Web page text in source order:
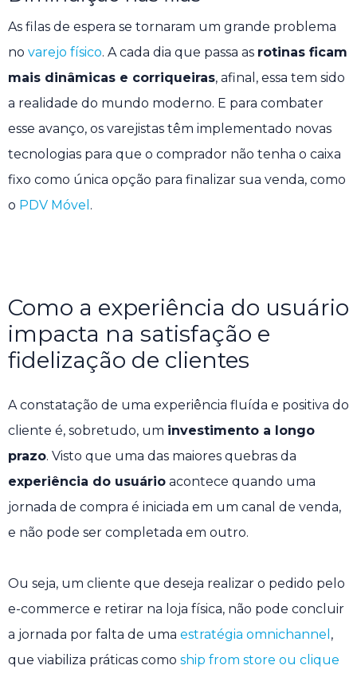
As filas de espera se tornaram um grande problema
no varejo físico. A cada dia que passa as rotinas ficam
mais dinâmicas e corriqueiras, afinal, essa tem sido
a realidade do mundo moderno. E para combater
esse avanço, os varejistas têm implementado novas
tecnologias para que o comprador não tenha o caixa
fixo como única opção para finalizar sua venda, como
o PDV Móvel .
Como a experiência do usuário
impacta na satisfação e
fidelização de clientes
A constatação de uma experiência fluída e positiva do
cliente é, sobretudo, um investimento a longo
prazo. Visto que uma das maiores quebras da
experiência do usuário acontece quando uma
jornada de compra é iniciada em um canal de venda,
e não pode ser completada em outro.
Ou seja, um cliente que deseja realizar o pedido pelo
e-commerce e retirar na loja física, não pode concluir
a jornada por falta de uma estratégia omnichannel ,
que viabiliza práticas como ship from store ou clique